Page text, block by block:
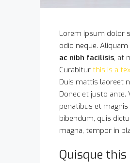
Lorem ipsum dolor
odio neque.
ac nibh facilisis, at
Curabitur this is a
Duis mattis laoreet
Donec et justo ante.
penatibus et
bibendum, quis
magna, tempor in
Quisque